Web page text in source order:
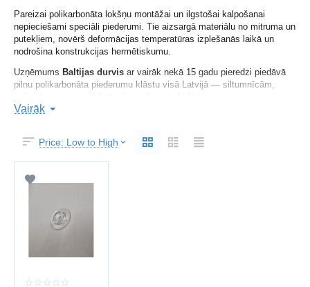
Pareizai polikarbonāta lokšņu montāžai un ilgstošai kalpošanai
nepieciešami speciāli piederumi. Tie aizsargā materiālu no mitruma un
putekļiem, novērš deformācijas temperatūras izplešanās laikā un
nodrošina konstrukcijas hermētiskumu.
Uzņēmums Baltijas durvis ar vairāk nekā 15 gadu pieredzi piedāvā
pilnu polikarbonāta piederumu klāstu visā Latvijā — siltumnīcām,
piespiedējplāksnes
blīvēšanas lentes
Vairāk
Price: Low to High